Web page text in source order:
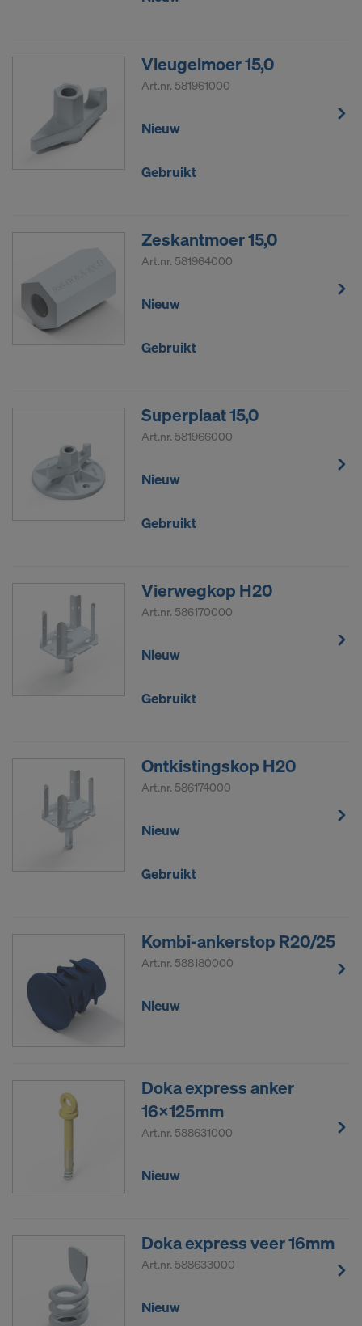
Vleugelmoer 15,0
Art.nr. 581961000
Nieuw
Gebruikt
Zeskantmoer 15,0
Art.nr. 581964000
Nieuw
Gebruikt
Superplaat 15,0
Art.nr. 581966000
Nieuw
Gebruikt
Vierwegkop H20
Art.nr. 586170000
Nieuw
Gebruikt
Ontkistingskop H20
Art.nr. 586174000
Nieuw
Gebruikt
Kombi-ankerstop R20/25
Art.nr. 588180000
Nieuw
Doka express anker
16x125mm
Art.nr. 588631000
Nieuw
Doka express veer 16mm
Art.nr. 588633000
Nieuw